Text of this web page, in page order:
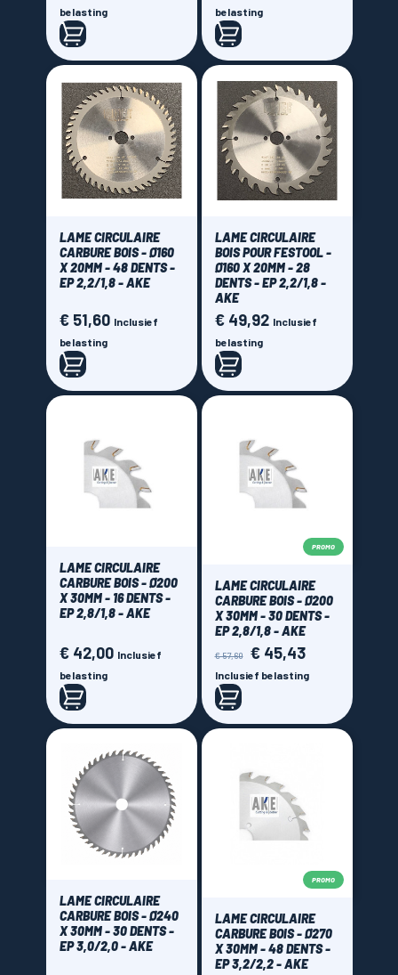
belasting
belasting
LAME CIRCULAIRE
CARBURE BOIS - Ø160
X 20MM - 48 DENTS -
EP 2,2/1,8 - AKE
Prijs
€ 51,60 Inclusief
belasting
LAME CIRCULAIRE
BOIS POUR FESTOOL -
Ø160 X 20MM - 28
DENTS - EP 2,2/1,8 -
AKE
Prijs
€ 49,92 Inclusief
belasting
LAME CIRCULAIRE
CARBURE BOIS - Ø200
X 30MM - 16 DENTS -
EP 2,8/1,8 - AKE
Prijs
€ 42,00 Inclusief
belasting
PROMO
LAME CIRCULAIRE
CARBURE BOIS - Ø200
X 30MM - 30 DENTS -
EP 2,8/1,8 - AKE
Normale
prijs
€ 57,60 Prijs
€ 45,43
Inclusief belasting
LAME CIRCULAIRE
CARBURE BOIS - Ø240
X 30MM - 30 DENTS -
EP 3,0/2,0 - AKE
PROMO
LAME CIRCULAIRE
CARBURE BOIS - Ø270
X 30MM - 48 DENTS -
EP 3,2/2,2 - AKE